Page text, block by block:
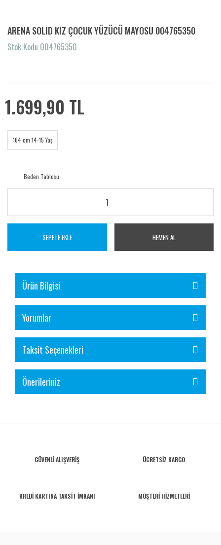
ARENA SOLID KIZ ÇOCUK YÜZÜCÜ MAYOSU 004765350
Stok Kodu 004765350
1.699,90 TL
164 cm 14-15 Yaş
Beden Tablosu
SEPETE EKLE HEMEN AL
Ürün Bilgisi
Yorumlar
Taksit Seçenekleri
Önerileriniz
GÜVENLİ ALIŞVERİŞ ÜCRETSİZ KARGO
KREDİ KARTINA TAKSİT İMKANI MÜŞTERİ HİZMETLERİ